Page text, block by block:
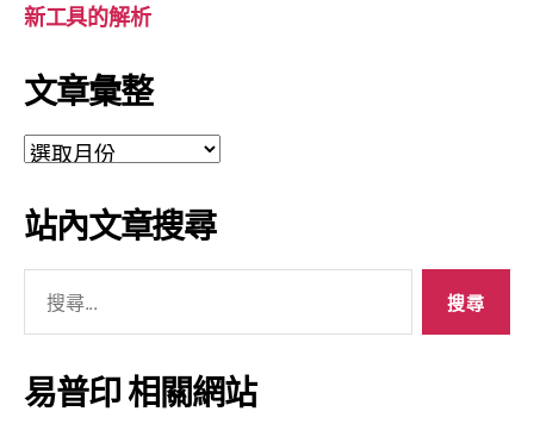
新工具的解析
文章彙整
文
彙
整
站內文章搜尋
關
鍵
字:
易普印 相關網站